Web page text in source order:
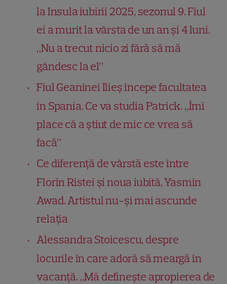
la Insula iubirii 2025, sezonul 9. Fiul
ei a murit la vârsta de un an și 4 luni.
„Nu a trecut nicio zi fără să mă
gândesc la el”
Fiul Geaninei Ilieș începe facultatea
în Spania. Ce va studia Patrick. „Îmi
place că a știut de mic ce vrea să
facă”
Ce diferență de vârstă este între
Florin Ristei și noua iubită, Yasmin
Awad. Artistul nu-și mai ascunde
relația
Alessandra Stoicescu, despre
locurile în care adoră să meargă în
vacanță. „Mă defineşte apropierea de